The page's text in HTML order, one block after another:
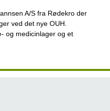
A/S fra Rødekro der
ved det nye OUH.
og medicinlager og et